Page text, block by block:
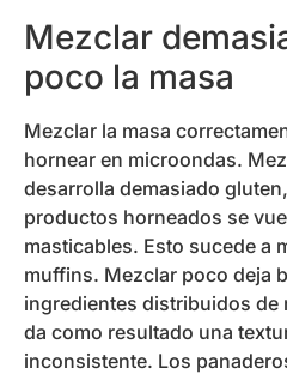
Mezclar
poco la masa
Mezclar la masa
hornear en microondas.
desarrolla demasiado
productos horneados se
masticables. Esto sucede a
muffins. Mezclar poco deja
ingredientes distribuidos de
da como resultado una
inconsistente. Los